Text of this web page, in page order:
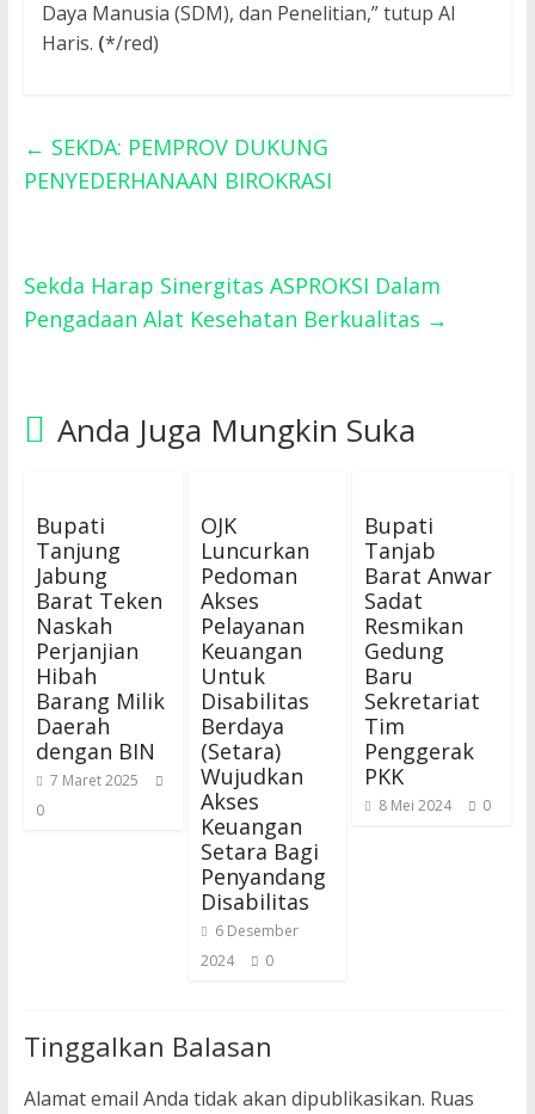
Daya Manusia (SDM), dan Penelitian,” tutup Al
Haris. (*/red)
← SEKDA: PEMPROV DUKUNG
PENYEDERHANAAN BIROKRASI
Sekda Harap Sinergitas ASPROKSI Dalam
Pengadaan Alat Kesehatan Berkualitas →
Anda Juga Mungkin Suka
Bupati
Tanjung
Jabung
Barat Teken
Naskah
Perjanjian
Hibah
Barang Milik
Daerah
dengan BIN
7 Maret 2025
0
OJK
Luncurkan
Pedoman
Akses
Pelayanan
Keuangan
Untuk
Disabilitas
Berdaya
(Setara)
Wujudkan
Akses
Keuangan
Setara Bagi
Penyandang
Disabilitas
6 Desember
2024
0
Bupati
Tanjab
Barat Anwar
Sadat
Resmikan
Gedung
Baru
Sekretariat
Tim
Penggerak
PKK
8 Mei 2024 0
Tinggalkan Balasan
Alamat email Anda tidak akan dipublikasikan. Ruas